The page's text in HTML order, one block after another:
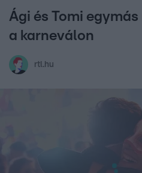
Ági és Tomi
a karneválon
rtl.hu